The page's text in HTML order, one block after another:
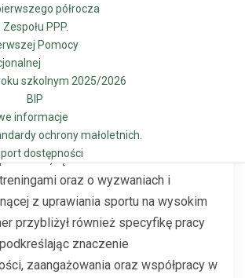
półrocza
PPP.
Pomocy
szkolnym 2025/2026
BIP
informacje
ochrony małoletnich.
dostępności
odbyła się wyjątkowa wizyta
z Liceum Ogólnokształcącego
im. Włodzimierza Leonarda
Nowinach. Spotkanie zostało
w ramach działań promujących karierę
zawody związane ze sportem.
goście opowiedzieli o codziennym
łączeniu nauki z
oraz o wyzwaniach i
z uprawiania sportu na wysokim
przybliżył również specyfikę pracy
znaczenie
zaangażowania oraz współpracy w